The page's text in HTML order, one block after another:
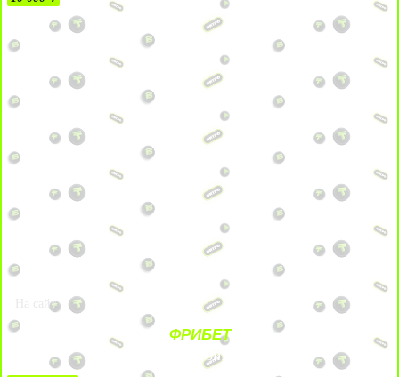
На сайт
ФРИБЕТ
ЗА ДЕПОЗИТЫ